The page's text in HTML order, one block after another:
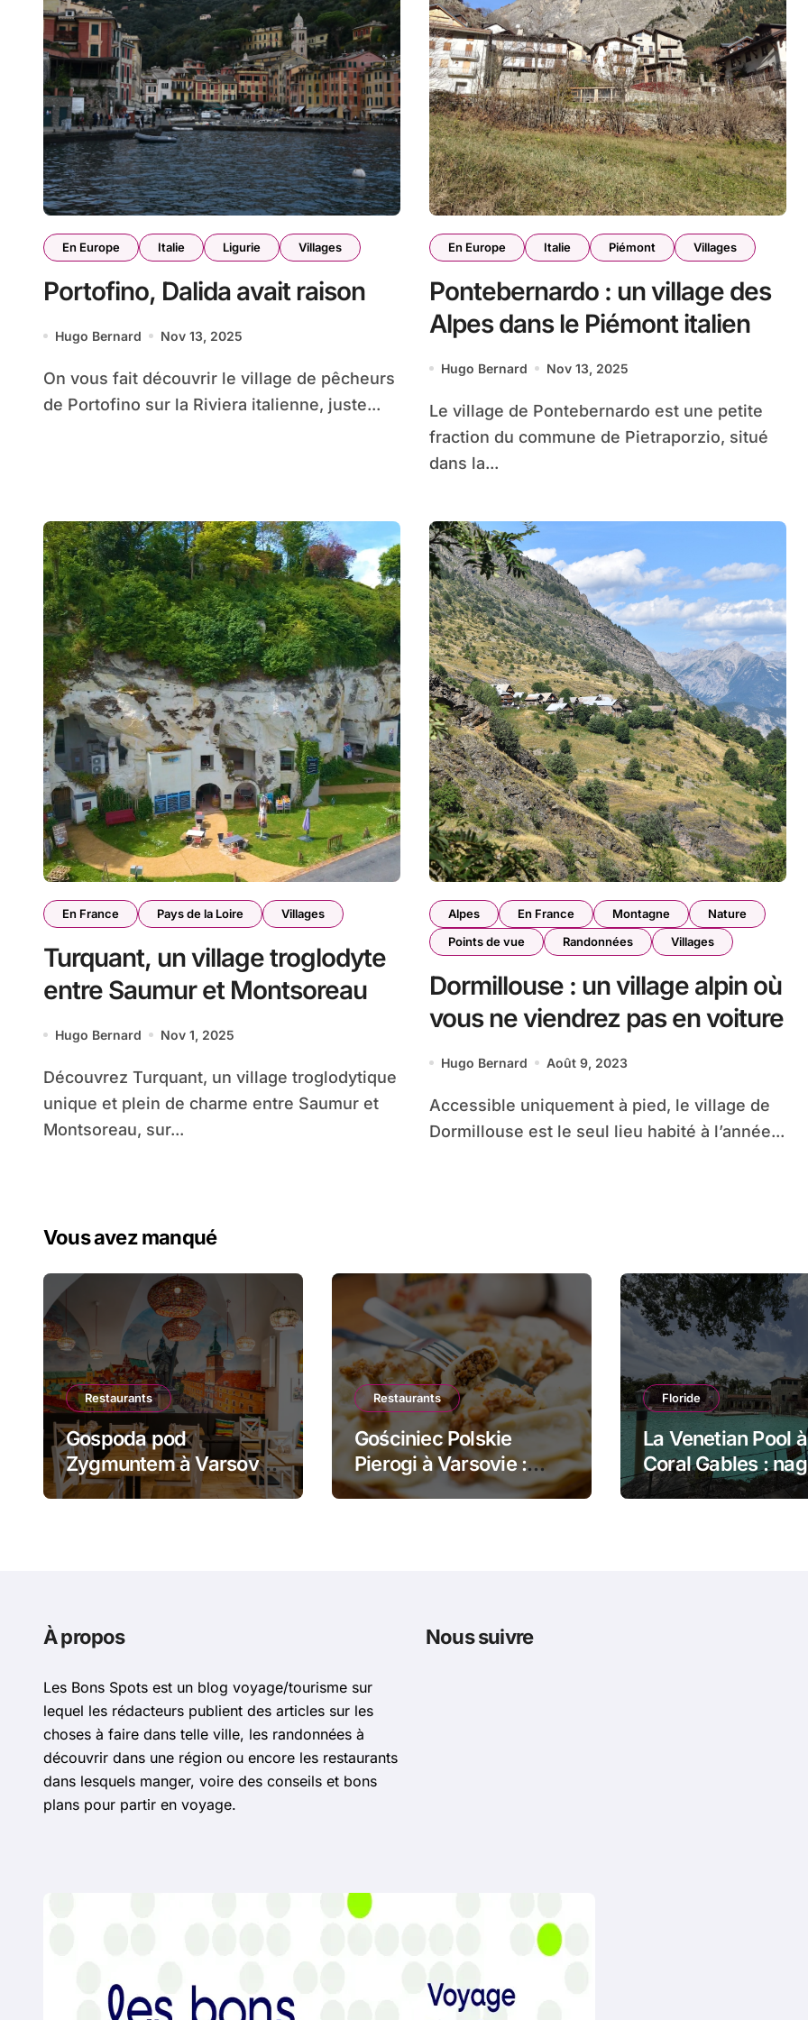
En Europe Italie Ligurie Villages
Portofino, Dalida avait raison
Hugo Bernard Nov 13, 2025
On vous fait découvrir le village de pêcheurs
de Portofino sur la Riviera italienne, juste...
En Europe Italie Piémont Villages
Pontebernardo : un village des
Alpes dans le Piémont italien
Hugo Bernard Nov 13, 2025
Le village de Pontebernardo est une petite
fraction du commune de Pietraporzio, situé
dans la...
En France Pays de la Loire Villages
Turquant, un village troglodyte
entre Saumur et Montsoreau
Hugo Bernard Nov 1, 2025
Découvrez Turquant, un village troglodytique
unique et plein de charme entre Saumur et
Montsoreau, sur...
Alpes En France Montagne
Nature
Points de vue
Randonnées Villages
Dormillouse : un village alpin où
vous ne viendrez pas en voiture
Hugo Bernard Août 9, 2023
Accessible uniquement à pied, le village de
Dormillouse est le seul lieu habité à l’année...
Vous avez manqué
Restaurants
Gospoda pod
Zygmuntem à Varsovie
: barszcz aux uszka et
Restaurants
Gościniec Polskie
Pierogi à Varsovie :
żurek dans le pain et
Floride
La Venetian Pool à
Coral Gables :
dans un monument
À propos
Les Bons Spots est un blog voyage/tourisme sur
lequel les rédacteurs publient des articles sur les
choses à faire dans telle ville, les randonnées à
découvrir dans une région ou encore les restaurants
dans lesquels manger, voire des conseils et bons
plans pour partir en voyage.
Nous suivre